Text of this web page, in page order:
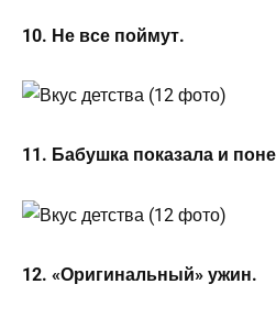
10. Не все поймут.
11. Бабушка показала и
12. «Оригинальный» ужин.